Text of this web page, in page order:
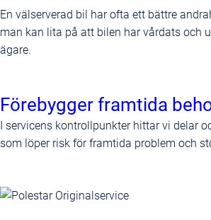
En välserverad bil har ofta ett bättre
man kan lita på att bilen har vårdats och
ägare.
Förebygger framtida
I servicens kontrollpunkter hittar vi delar
som löper risk för framtida problem och